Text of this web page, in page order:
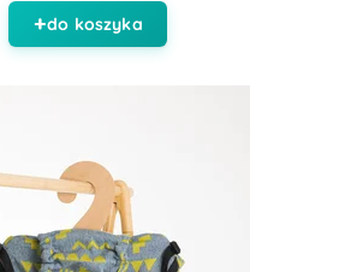
do koszyka